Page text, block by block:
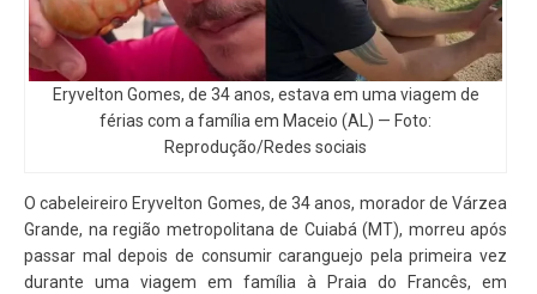
Eryvelton Gomes, de 34 anos, estava em uma viagem de
férias com a família em Maceio (AL) — Foto:
Reprodução/Redes sociais
O cabeleireiro Eryvelton Gomes, de 34 anos, morador de Várzea
Grande, na região metropolitana de Cuiabá (MT), morreu após
passar mal depois de consumir caranguejo pela primeira vez
durante uma viagem em família à Praia do Francês, em